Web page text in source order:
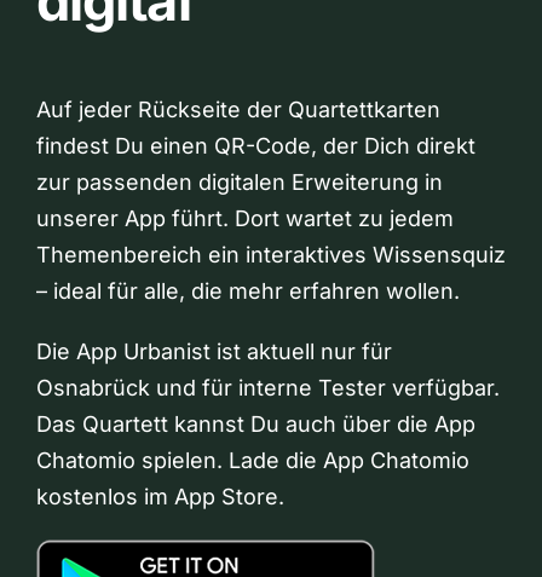
Auf jeder Rückseite der Quartettkarten
findest Du einen QR-Code, der Dich direkt
zur passenden digitalen Erweiterung in
unserer App führt. Dort wartet zu jedem
Themenbereich ein interaktives Wissensquiz
– ideal für alle, die mehr erfahren wollen.
Die App Urbanist ist aktuell nur für
Osnabrück und für interne Tester verfügbar.
Das Quartett kannst Du auch über die App
Chatomio spielen. Lade die App Chatomio
kostenlos im App Store.